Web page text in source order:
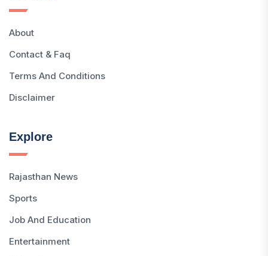
About
Contact & Faq
Terms And Conditions
Disclaimer
Explore
Rajasthan News
Sports
Job And Education
Entertainment